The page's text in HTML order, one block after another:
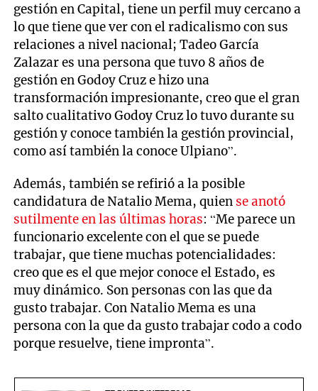
gestión en Capital, tiene un perfil muy cercano a
lo que tiene que ver con el radicalismo con sus
relaciones a nivel nacional; Tadeo García
Zalazar es una persona que tuvo 8 años de
gestión en Godoy Cruz e hizo una
transformación impresionante, creo que el gran
salto cualitativo Godoy Cruz lo tuvo durante su
gestión y conoce también la gestión provincial,
como así también la conoce Ulpiano”.
Además, también se refirió a la posible
candidatura de Natalio Mema, quien se anotó
sutilmente en las últimas horas: “Me parece un
funcionario excelente con el que se puede
trabajar, que tiene muchas potencialidades:
creo que es el que mejor conoce el Estado, es
muy dinámico. Son personas con las que da
gusto trabajar. Con Natalio Mema es una
persona con la que da gusto trabajar codo a codo
porque resuelve, tiene impronta”.